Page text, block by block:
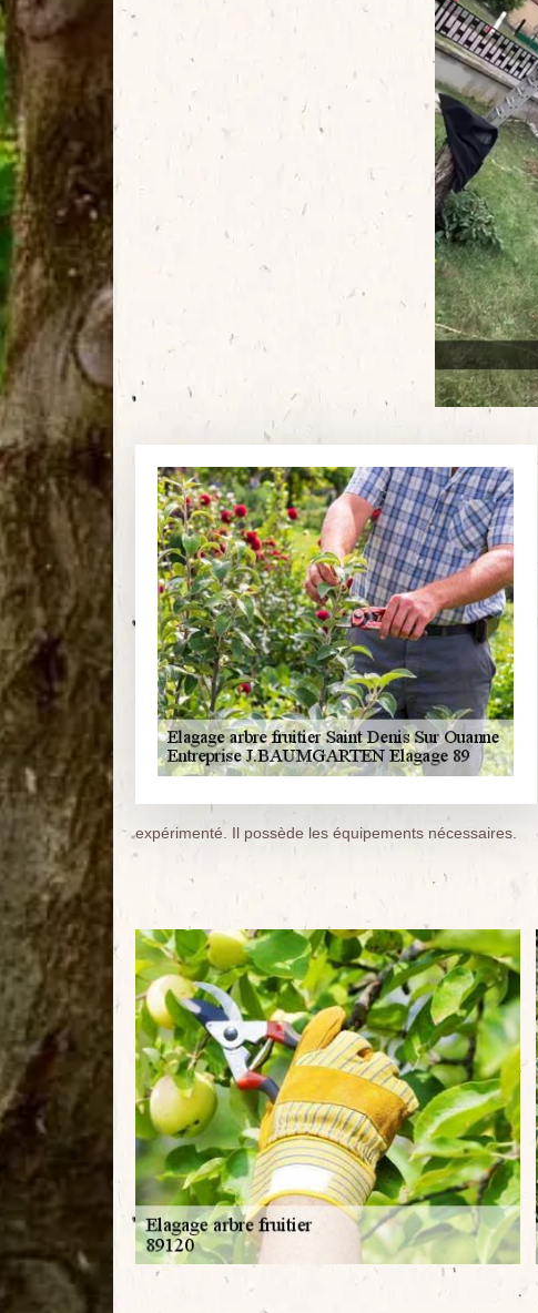
expérimenté. Il possède les équipements nécessaires.